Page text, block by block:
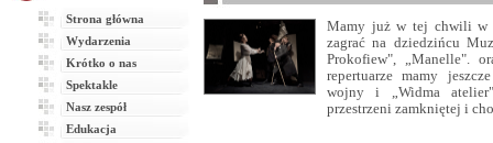
Strona główna
Wydarzenia
Krótko o nas
Spektakle
Nasz zespół
Edukacja
Mamy już w tej chwili w
zagrać na dziedzińcu
Prokofiew", „Manelle".
repertuarze mamy
wojny i „Widma
przestrzeni zamkniętej i